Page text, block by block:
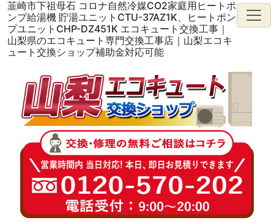
韮崎市下祖母石 コロナ自然冷媒CO2家庭用ヒートポ
ンプ給湯機 貯湯ユニットCTU-37AZ1K、ヒートポン
プユニットCHP-DZ451K エコキュート交換工事｜
山梨県のエコキュート専門交換工事店｜山梨エコキ
ュート交換ショップ補助金対応可能